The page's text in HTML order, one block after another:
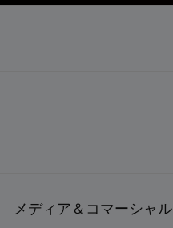
メディア＆コマーシャル